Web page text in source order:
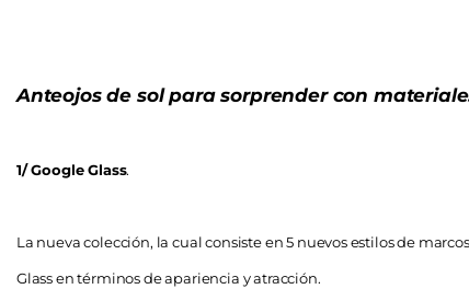
Anteojos de sol para sorprender con
1/ Google Glass.
La nueva colección, la cual consiste en 5 nuevos estilos de
Glass en términos de apariencia y atracción.